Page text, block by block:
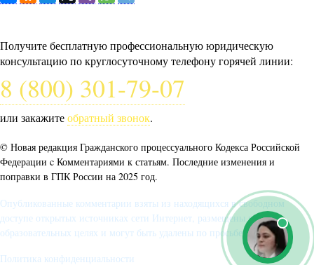
Получите бесплатную профессиональную юридическую
консультацию по круглосуточному телефону горячей линии:
8 (800) 301-79-07
или закажитеобратный звонок.
© Новая редакция Гражданского процессуального Кодекса Российской
Федерации c Комментариями к статьям. Последние изменения и
поправки в ГПК России на 2025 год.
Опубликованные комментарии взяты из находящихся в свободном
доступе открытых источниках сети Интернет, размещены в
образовательных целях и могут быть удалены по просьбе автора.
Политика конфиденциальности